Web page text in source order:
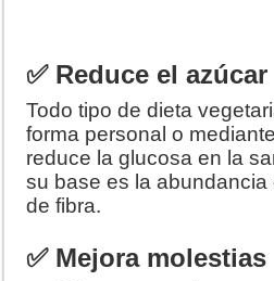
✅ Reduce el azúcar
Todo tipo de dieta
forma personal o
reduce la glucosa en la
su base es la abundancia
de fibra.
✅ Mejora molestias